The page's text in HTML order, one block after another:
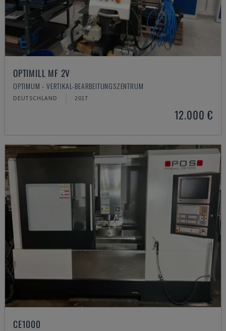
OPTIMILL MF 2V
OPTIMUM - VERTIKAL-BEARBEITUNGSZENTRUM
DEUTSCHLAND 2017
12.000 €
CE1000